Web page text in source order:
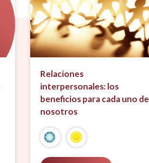
Relaciones
interpersonales: los
beneficios para cada uno de
nosotros